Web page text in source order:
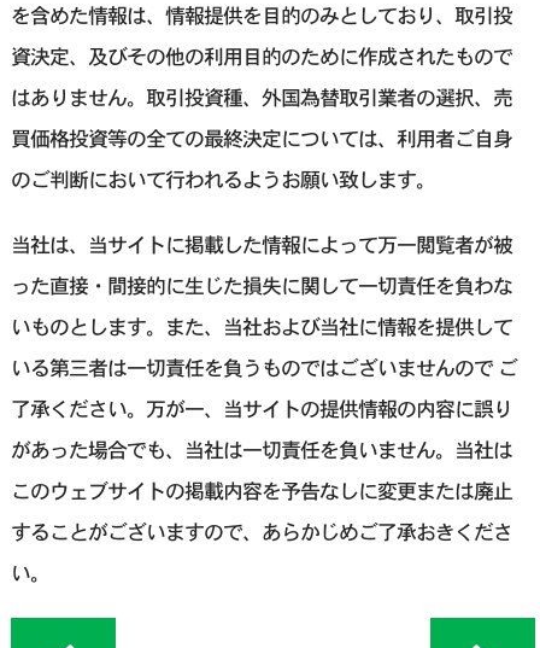
を含めた情報は、情報提供を目的のみとしており、取引投
資決定、及びその他の利用目的のために作成されたもので
はありません。取引投資種、外国為替取引業者の選択、売
買価格投資等の全ての最終決定については、利用者ご自身
のご判断において行われるようお願い致します。
当社は、当サイトに掲載した情報によって万一閲覧者が被
った直接・間接的に生じた損失に関して一切責任を負わな
いものとします。また、当社および当社に情報を提供して
いる第三者は一切責任を負うものではございませんので ご
了承ください。万が一、当サイトの提供情報の内容に誤り
があった場合でも、当社は一切責任を負いません。当社は
このウェブサイトの掲載内容を予告なしに変更または廃止
することがございますので、あらかじめご了承おきくださ
い。